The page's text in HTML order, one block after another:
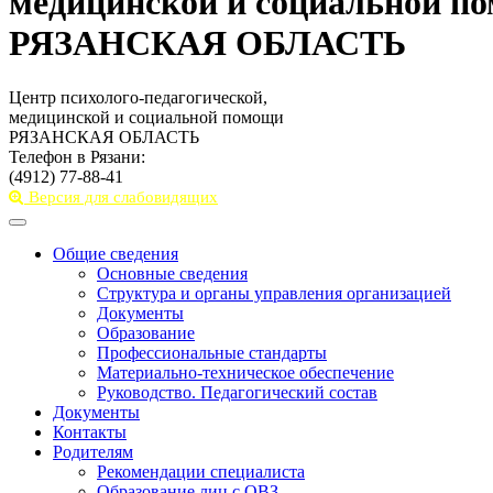
РЯЗАНСКАЯ ОБЛАСТЬ
Центр психолого-педагогической,
медицинской и социальной помощи
РЯЗАНСКАЯ ОБЛАСТЬ
Телефон в Рязани:
(4912) 77-88-41
Версия для слабовидящих
Toggle
navigationОбщие сведения
Основные сведения
Структура и органы управления организацией
Документы
Образование
Профессиональные стандарты
Материально-техническое обеспечение
Руководство. Педагогический состав
Документы
Контакты
Родителям
Рекомендации специалиста